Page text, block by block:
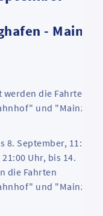
- Mainz
die Fahrten
und "Mainz
8. September, 11:00
Uhr, bis 14.
die Fahrten
und "Mainz